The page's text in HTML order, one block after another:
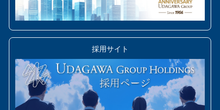
。
採用サイト